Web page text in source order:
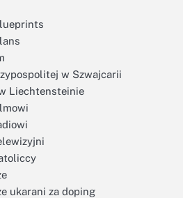
w Szwajcarii
Liechtensteinie
ukarani za doping